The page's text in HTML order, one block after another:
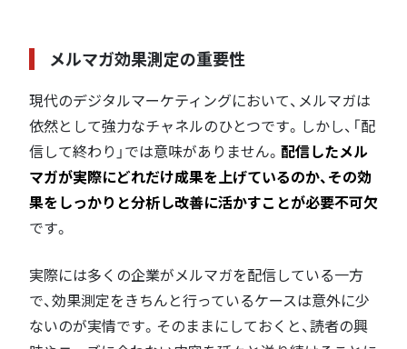
メルマガ効果測定の重要性
現代のデジタルマーケティングにおいて、メルマガは
依然として強力なチャネルのひとつです。しかし、「配
信して終わり」では意味がありません。 配信したメル
マガが実際にどれだけ成果を上げているのか、その効
果をしっかりと分析し改善に活かすことが必要不可欠
です。
実際には多くの企業がメルマガを配信している一方
で、効果測定をきちんと行っているケースは意外に少
ないのが実情です。そのままにしておくと、読者の興